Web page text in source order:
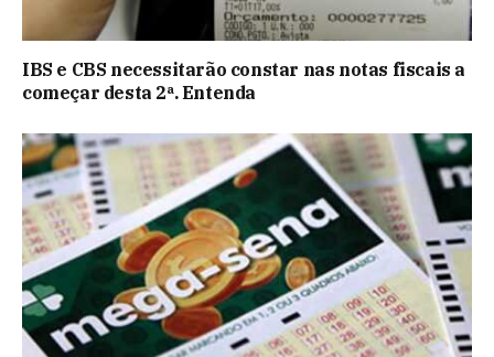
IBS e CBS necessitarão constar nas notas fiscais a
começar desta 2ª. Entenda